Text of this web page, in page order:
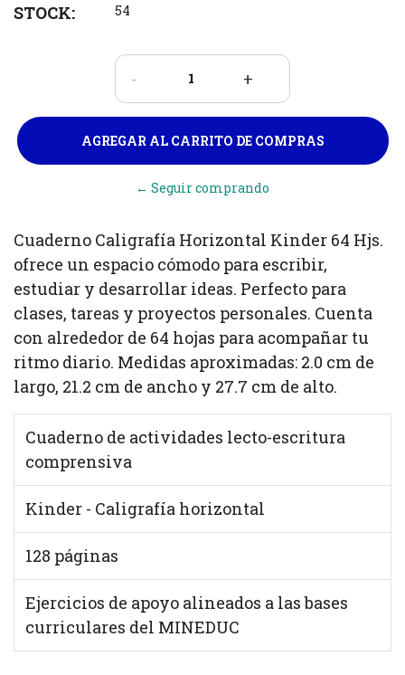
STOCK: 54
- +
← Seguir comprando
Cuaderno Caligrafía Horizontal Kinder 64 Hjs.
ofrece un espacio cómodo para escribir,
estudiar y desarrollar ideas. Perfecto para
clases, tareas y proyectos personales. Cuenta
con alrededor de 64 hojas para acompañar tu
ritmo diario. Medidas aproximadas: 2.0 cm de
largo, 21.2 cm de ancho y 27.7 cm de alto.
Cuaderno de actividades lecto-escritura
comprensiva
Kinder - Caligrafía horizontal
128 páginas
Ejercicios de apoyo alineados a las bases
curriculares del MINEDUC